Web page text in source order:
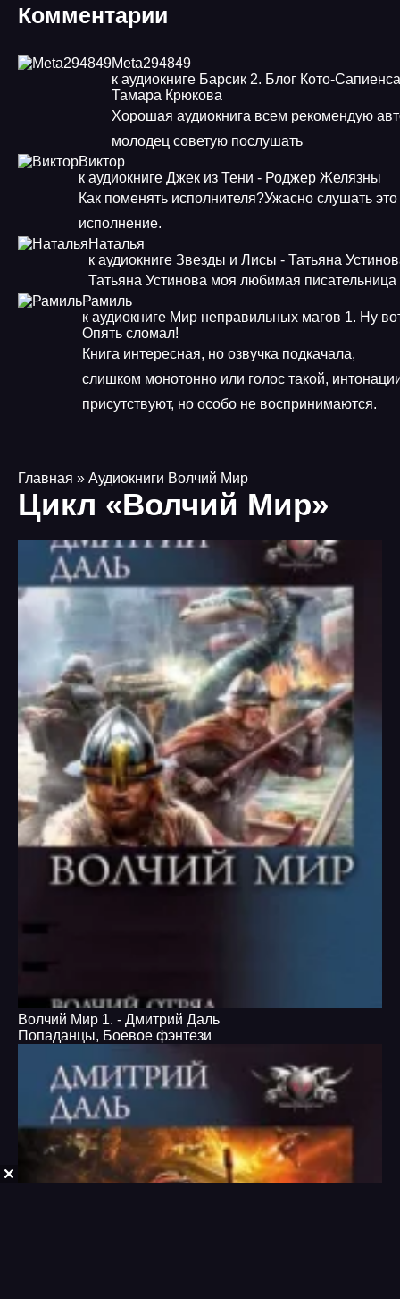
Комментарии
Meta294849
к аудиокниге Барсик 2. Блог Кото-
Тамара Крюкова
Хорошая аудиокнига всем рекомендую
молодец советую послушать
Виктор
к аудиокниге Джек из Тени - Роджер Желязны
Как поменять исполнителя?Ужасно слушать это
исполнение.
Наталья
к аудиокниге Звезды и Лисы - Татьяна
Татьяна Устинова моя любимая писательница
Рамиль
к аудиокниге Мир неправильных магов 1. Ну
Опять сломал!
Книга интересная, но озвучка подкачала,
слишком монотонно или голос такой,
присутствуют, но особо не воспринимаются.
Главная » Аудиокниги Волчий Мир
Цикл «Волчий Мир»
Волчий Мир 1. - Дмитрий Даль
Попаданцы, Боевое фэнтези